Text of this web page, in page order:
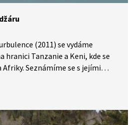
(2011) se vydáme
hranici Tanzanie a Keni, kde se
Seznámíme se s jejími